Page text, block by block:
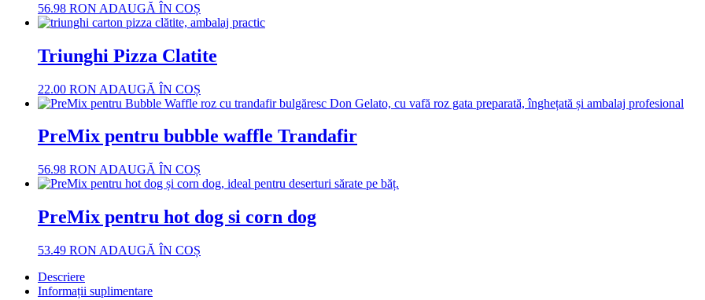
56.98 RON ADAUGĂ ÎN COȘ
Triunghi Pizza Clatite
22.00 RON ADAUGĂ ÎN COȘ
PreMix pentru bubble waffle Trandafir
56.98 RON ADAUGĂ ÎN COȘ
PreMix pentru hot dog si corn dog
53.49 RON ADAUGĂ ÎN COȘ
Descriere
Informații suplimentare